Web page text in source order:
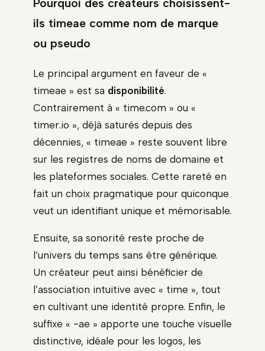
Pourquoi des créateurs choisissent-
ils timeae comme nom de marque
ou pseudo
Le principal argument en faveur de «
timeae » est sa disponibilité.
Contrairement à « time.com » ou «
timer.io », déjà saturés depuis des
décennies, « timeae » reste souvent libre
sur les registres de noms de domaine et
les plateformes sociales. Cette rareté en
fait un choix pragmatique pour quiconque
veut un identifiant unique et mémorisable.
Ensuite, sa sonorité reste proche de
l’univers du temps sans être générique.
Un créateur peut ainsi bénéficier de
l’association intuitive avec « time », tout
en cultivant une identité propre. Enfin, le
suffixe « -ae » apporte une touche visuelle
distinctive, idéale pour les logos, les